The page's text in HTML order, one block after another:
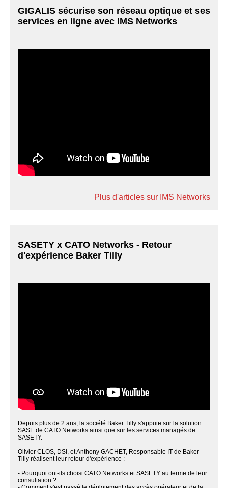
GIGALIS sécurise son réseau optique et ses
services en ligne avec IMS Networks
Plus d'articles sur IMS Networks
SASETY x CATO Networks - Retour
d'expérience Baker Tilly
Depuis plus de 2 ans, la société Baker Tilly s'appuie sur la solution
SASE de CATO Networks ainsi que sur les services managés de
SASETY.
Olivier CLOS, DSI, et Anthony GACHET, Responsable IT de Baker
Tilly réalisent leur retour d'expérience :
- Pourquoi ont-ils choisi CATO Networks et SASETY au terme de leur
consultation ?